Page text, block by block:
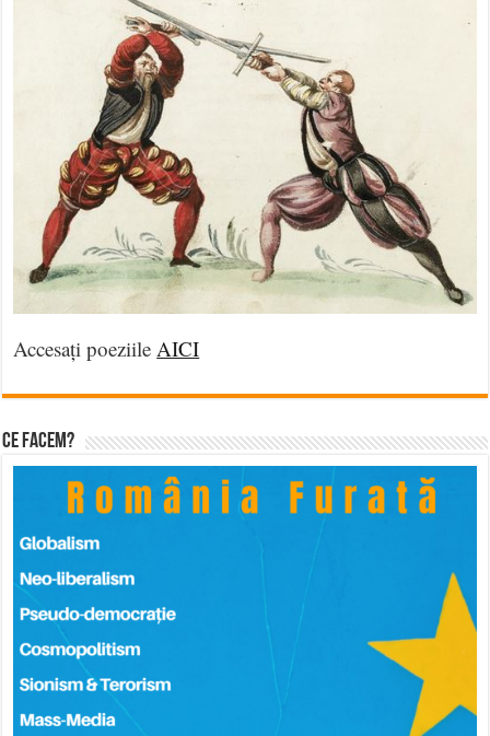
Accesați poeziileAICI
Ce facem?